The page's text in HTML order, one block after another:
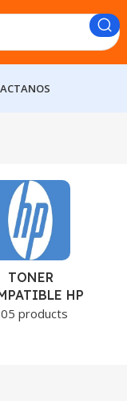
TONER
HP
products